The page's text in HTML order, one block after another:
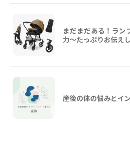
まだまだある！ラン
力～たっぷりお伝え
産後の体の悩みとイ